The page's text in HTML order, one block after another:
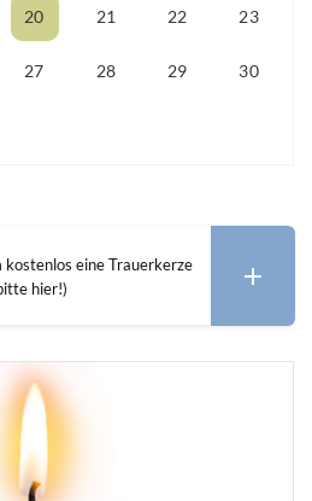
20 21 22 23
27 28 29 30
kostenlos eine Trauerkerze
hier!)